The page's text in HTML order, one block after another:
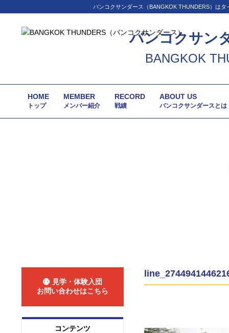
バンコクサンダース（BANGKOK THUNDERS）は
バンコクサン
BANGKOK
HOME
トップ
MEMBER
メンバー紹介
RECORD
戦績
ABOUT US
バンコクサンダースとは
見学・体験入団
お問い合わせはこちら
コンテンツ